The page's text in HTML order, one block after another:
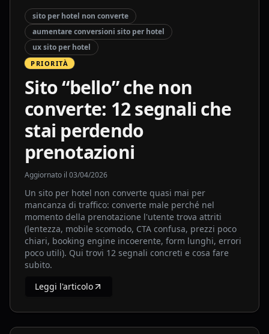
sito per hotel non converte
aumentare conversioni sito per hotel
ux sito per hotel
PRIORITÀ
Sito “bello” che non
converte: 12 segnali che
stai perdendo
prenotazioni
Aggiornato il 03/04/2026
Un sito per hotel non converte quasi mai per
mancanza di traffico: converte male perché nel
momento della prenotazione l'utente trova attriti
(lentezza, mobile scomodo, CTA confusa, prezzi poco
chiari, booking engine incoerente, form lunghi, errori
poco utili). Qui trovi 12 segnali concreti e cosa fare
subito.
Leggi l'articolo